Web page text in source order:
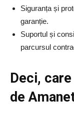
Siguranța și
garanție.
Suportul și
parcursul
Deci,
de